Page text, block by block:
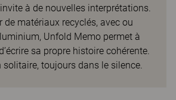
à de nouvelles interprétations.
de matériaux recyclés, avec ou
Unfold Memo permet à
sa propre histoire cohérente.
solitaire, toujours dans le silence.